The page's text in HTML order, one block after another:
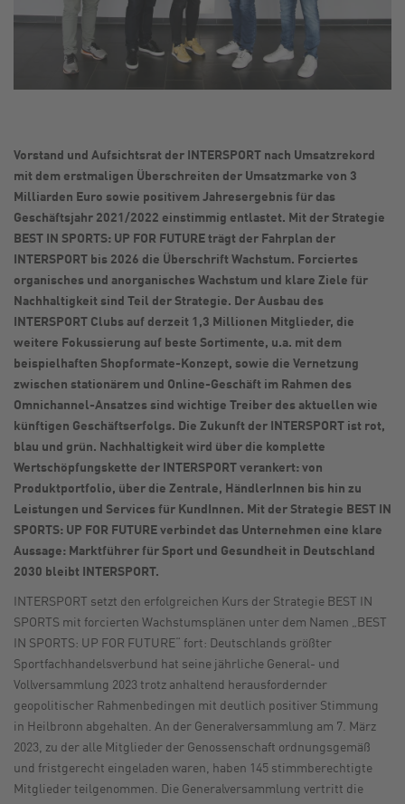
Vorstand und Aufsichtsrat der INTERSPORT nach Umsatzrekord
mit dem erstmaligen Überschreiten der Umsatzmarke von 3
Milliarden Euro sowie positivem Jahresergebnis für das
Geschäftsjahr 2021/2022 einstimmig entlastet. Mit der Strategie
BEST IN SPORTS: UP FOR FUTURE trägt der Fahrplan der
INTERSPORT bis 2026 die Überschrift Wachstum. Forciertes
organisches und anorganisches Wachstum und klare Ziele für
Nachhaltigkeit sind Teil der Strategie. Der Ausbau des
INTERSPORT Clubs auf derzeit 1,3 Millionen Mitglieder, die
weitere Fokussierung auf beste Sortimente, u.a. mit dem
beispielhaften Shopformate-Konzept, sowie die Vernetzung
zwischen stationärem und Online-Geschäft im Rahmen des
Omnichannel-Ansatzes sind wichtige Treiber des aktuellen wie
künftigen Geschäftserfolgs. Die Zukunft der INTERSPORT ist rot,
blau und grün. Nachhaltigkeit wird über die komplette
Wertschöpfungskette der INTERSPORT verankert: von
Produktportfolio, über die Zentrale, HändlerInnen bis hin zu
Leistungen und Services für KundInnen. Mit der Strategie BEST IN
SPORTS: UP FOR FUTURE verbindet das Unternehmen eine klare
Aussage: Marktführer für Sport und Gesundheit in Deutschland
2030 bleibt INTERSPORT.
INTERSPORT setzt den erfolgreichen Kurs der Strategie BEST IN
SPORTS mit forcierten Wachstumsplänen unter dem Namen „BEST
IN SPORTS: UP FOR FUTURE“ fort: Deutschlands größter
Sportfachhandelsverbund hat seine jährliche General- und
Vollversammlung 2023 trotz anhaltend herausfordernder
geopolitischer Rahmenbedingen mit deutlich positiver Stimmung
in Heilbronn abgehalten. An der Generalversammlung am 7. März
2023, zu der alle Mitglieder der Genossenschaft ordnungsgemäß
und fristgerecht eingeladen waren, haben 145 stimmberechtigte
Mitglieder teilgenommen. Die Generalversammlung vertritt die